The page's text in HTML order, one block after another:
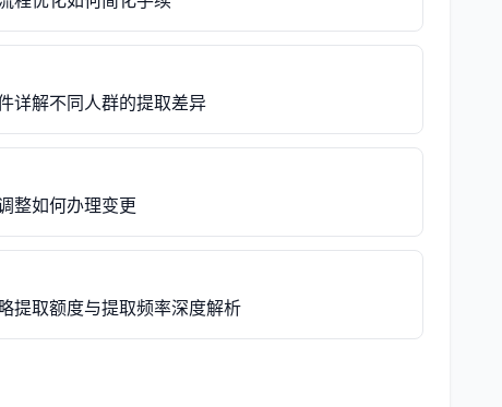
详解不同人群的提取差异
整如何办理变更
提取额度与提取频率深度解析